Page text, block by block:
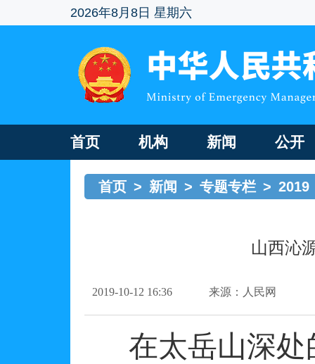
2026年8月8日 星期六
首页 机构 新闻 公开
首页 > 新闻 > 专题专栏 > 2019
山西沁
2019-10-12 16:36 来源：人民网
在太岳山深